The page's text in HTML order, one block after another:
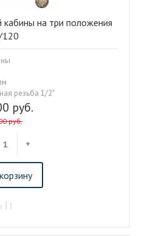
руб.
руб.
+
на три положения
120
резьба 1/2"